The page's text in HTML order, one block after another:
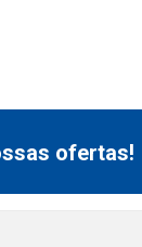
ofertas!